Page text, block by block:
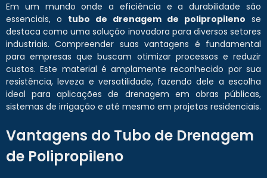
Em um mundo onde a eficiência e a durabilidade são
essenciais, o tubo de drenagem de polipropileno se
destaca como uma solução inovadora para diversos setores
industriais. Compreender suas vantagens é fundamental
para empresas que buscam otimizar processos e reduzir
custos. Este material é amplamente reconhecido por sua
resistência, leveza e versatilidade, fazendo dele a escolha
ideal para aplicações de drenagem em obras públicas,
sistemas de irrigação e até mesmo em projetos residenciais.
Vantagens do Tubo de Drenagem
de Polipropileno